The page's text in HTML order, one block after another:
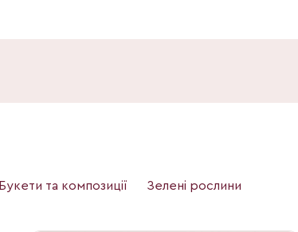
Букети та композиції Зелені рослини